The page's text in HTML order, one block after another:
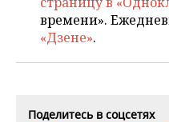
ФИГУРНОЕ КАТАНИЕ
ХОККЕЙ С МЯЧОМ
МЕДИЦИНА
ПРОИСШЕСТВИЯ
времени».
«Дзене».
Поделитесь в соцсетях